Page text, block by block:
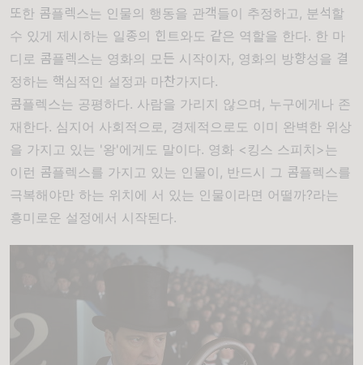
또한 콤플렉스는 인물의 행동을 관객들이 추정하고, 분석할
수 있게 제시하는 일종의 힌트와도 같은 역할을 한다. 한 마
디로 콤플렉스는 영화의 모든 시작이자, 영화의 방향성을 결
정하는 핵심적인 설정과 마찬가지다.
콤플렉스는 공평하다. 사람을 가리지 않으며, 누구에게나 존
재한다. 심지어 사회적으로, 경제적으로도 이미 완벽한 위상
을 가지고 있는 '왕'에게도 말이다. 영화 <킹스 스피치>는
이런 콤플렉스를 가지고 있는 인물이, 반드시 그 콤플렉스를
극복해야만 하는 위치에 서 있는 인물이라면 어떨까?라는
흥미로운 설정에서 시작된다.